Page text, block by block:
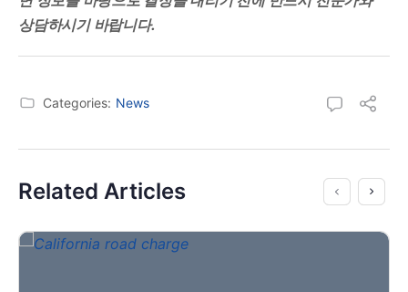
상담하시기 바랍니다.
Categories: News
Related Articles